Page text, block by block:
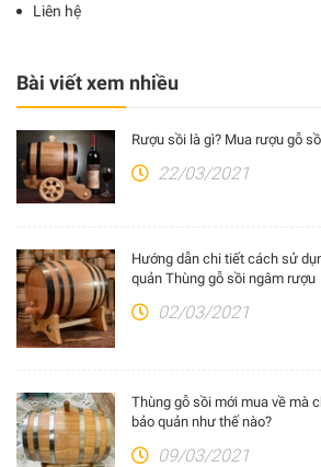
Liên hệ
Bài viết xem nhiều
Rượu sồi là gì? Mua rượu gỗ
22/03/2021
Hướng dẫn chi tiết cách sử
quản Thùng gỗ sồi ngâm rượu
02/03/2021
Thùng gỗ sồi mới mua về mà
bảo quản như thế nào?
09/03/2021